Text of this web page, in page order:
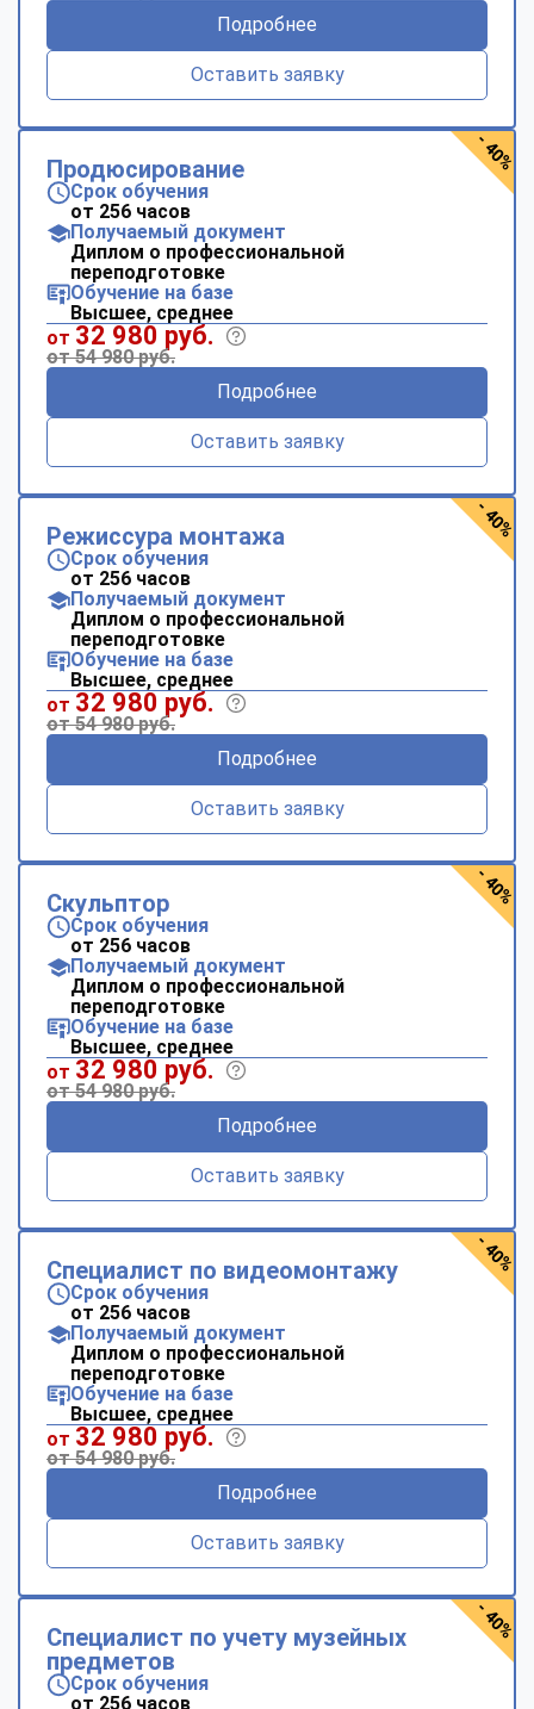
Подробнее
Оставить заявку
Продюсирование
Срок обучения
от 256 часов
Получаемый документ
Диплом о профессиональной
переподготовке
Обучение на базе
Высшее, среднее
от 32 980 руб.
от 54 980 руб.
Подробнее
Оставить заявку
- 40%
Режиссура монтажа
Срок обучения
от 256 часов
Получаемый документ
Диплом о профессиональной
переподготовке
Обучение на базе
Высшее, среднее
от 32 980 руб.
от 54 980 руб.
Подробнее
Оставить заявку
- 40%
Скульптор
Срок обучения
от 256 часов
Получаемый документ
Диплом о профессиональной
переподготовке
Обучение на базе
Высшее, среднее
от 32 980 руб.
от 54 980 руб.
Подробнее
Оставить заявку
- 40%
Специалист по видеомонтажу
Срок обучения
от 256 часов
Получаемый документ
Диплом о профессиональной
переподготовке
Обучение на базе
Высшее, среднее
от 32 980 руб.
от 54 980 руб.
Подробнее
Оставить заявку
- 40%
Специалист по учету музейных
предметов
Срок обучения
от 256 часов
- 40%